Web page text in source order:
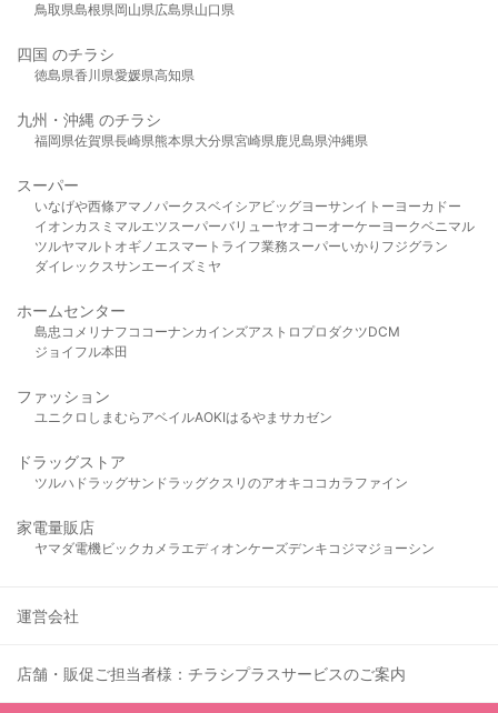
鳥取県島根県岡山県広島県山口県
四国 のチラシ
徳島県香川県愛媛県高知県
九州・沖縄 のチラシ
福岡県佐賀県長崎県熊本県大分県宮崎県鹿児島県沖縄県
スーパー
いなげや西條アマノパークスベイシア ビッグヨーサンイトーヨーカドー
イオンカスミ マルエツスーパーバリューヤオコーオーケー ヨークベニマル
ツルヤマルト オギノ エスマート ライフ業務スーパーいかり フジグラン
ダイレックスサンエーイズミヤ
ホームセンター
島忠 コメリ ナフコ コーナンカインズアストロプロダクツDCM
ジョイフル本田
ファッション
ユニクロ しまむら アベイルAOKIはるやま サカゼン
ドラッグストア
ツルハドラッグサンドラッグクスリのアオキ ココカラファイン
家電量販店
ヤマダ電機ビックカメラ エディオンケーズデンキ コジマジョーシン
運営会社
店舗・販促ご担当者様：チラシプラスサービスのご案内